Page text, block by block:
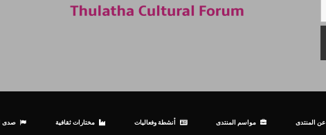
عن المنتدى مواسم المنتدى أنشطة وفعاليات مختارات ثقافية صدى